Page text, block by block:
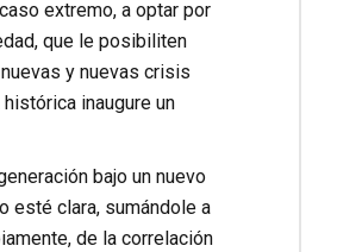
extremo, a optar por
que le posibiliten
y nuevas crisis
inaugure un
bajo un nuevo
esté clara, sumándole a
de la correlación